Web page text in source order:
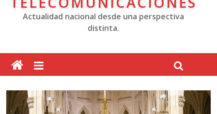
Actualidad nacional desde una perspectiva
distinta.